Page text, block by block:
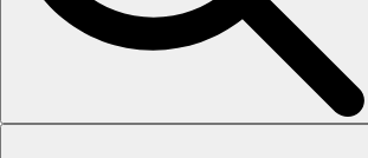
Search